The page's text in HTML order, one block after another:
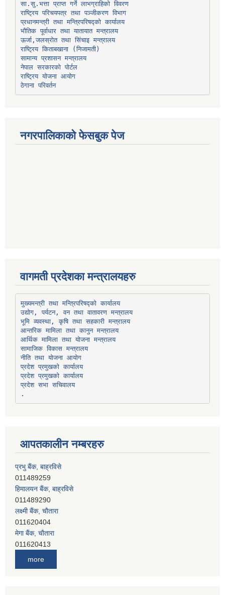
सा.सु.भत्ता प्राप्त गर्ने लाभग्राहिको विवरण
राष्ट्रिय परिचयपत्र तथा पञ्‍जीकरण विभाग
प्रधानमन्त्री तथा मन्त्रिपरिषद्को कार्यालय
भौतिक पूर्वाधार तथा यातायात मन्त्रालय
ऊर्जा,जलस्रोत तथा सिंचाइ मन्त्रालय
सामान्य प्रशासन मन्त्रालय
नेपाल सरकारको पोर्टल
राष्ट्रिय योजना आयोग
ठेगाना परिवर्तन
नगरपालिकाको फेसबुक पेज
वागमती प्रदेशका मन्त्रालयहरु
मुख्यमन्त्री तथा मन्त्रिपरिषद्को कार्यालय
उद्योग, पर्यटन, वन तथा वातावरण मन्त्रालय
भूमि व्यवस्था, कृषि तथा सहकारी मन्त्रालय
आन्तरिक मामिला तथा कानुन मन्त्रालय
आर्थिक मामिला तथा योजना मन्त्रालय
सामाजिक विकास मन्त्रालय
नीति तथा योजना आयोग
प्रदेश प्रमुखको कार्यालय
प्रदेश प्रमुखको कार्यालय
प्रदेश सभा सचिवालय
आपतकालीन नम्बरहरु
हिमालयन बैंक, बाह्रविसे
011489290
लक्ष्मी बैंक, चाैतारा
011620404
मेगा बैंक, चाैतारा
011620413
जनता बैंक, चाैतारा
011620406
more